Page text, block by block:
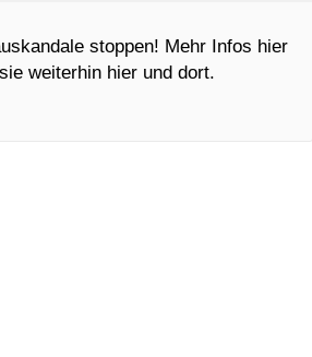
stoppen! Mehr Infos hier
weiterhin hier und dort.